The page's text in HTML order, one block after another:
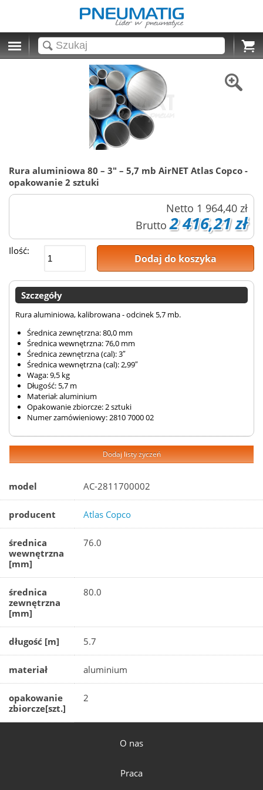
Cart
Rura aluminiowa 80 – 3" – 5,7 mb AirNET Atlas Copco -
opakowanie 2 sztuki
Netto 1 964,40 zł
Brutto 2 416,21 zł
Ilość:
Dodaj do koszyka
Szczegóły
Rura aluminiowa, kalibrowana - odcinek 5,7 mb.
Średnica zewnętrzna: 80,0 mm
Średnica wewnętrzna: 76,0 mm
Średnica zewnętrzna (cal): 3″
Średnica wewnętrzna (cal): 2,99″
Waga: 9,5 kg
Długość: 5,7 m
Materiał: aluminium
Opakowanie zbiorcze: 2 sztuki
Numer zamówieniowy: 2810 7000 02
Dodaj listy życzeń
model AC-2811700002
producent Atlas Copco
średnica
wewnętrzna
[mm]
76.0
średnica
zewnętrzna
[mm]
80.0
długość [m] 5.7
materiał aluminium
opakowanie
zbiorcze[szt.]
2
O nas
Praca